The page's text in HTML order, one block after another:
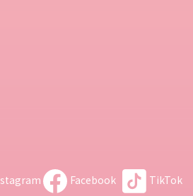
Facebook TikTok